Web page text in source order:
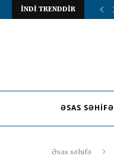
İNDİ TRENDDİR
ƏSAS SƏHIFƏ
Əsas səhifə